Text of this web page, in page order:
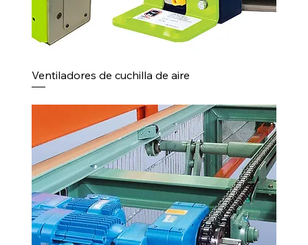
Ventiladores de cuchilla de aire